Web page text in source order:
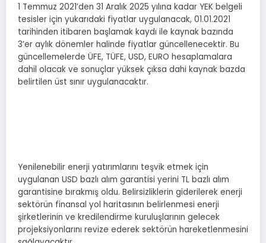
1 Temmuz 2021’den 31 Aralık 2025 yılına kadar YEK belgeli
tesisler için yukarıdaki fiyatlar uygulanacak, 01.01.2021
tarihinden itibaren başlamak kaydı ile kaynak bazında
3’er aylık dönemler halinde fiyatlar güncellenecektir. Bu
güncellemelerde ÜFE, TÜFE, USD, EURO hesaplamalara
dahil olacak ve sonuçlar yüksek çıksa dahi kaynak bazda
belirtilen üst sınır uygulanacaktır.
Yenilenebilir enerji yatırımlarını teşvik etmek için
uygulanan USD bazlı alım garantisi yerini TL bazlı alım
garantisine bırakmış oldu. Belirsizliklerin giderilerek enerji
sektörün finansal yol haritasının belirlenmesi enerji
şirketlerinin ve kredilendirme kuruluşlarının gelecek
projeksiyonlarını revize ederek sektörün hareketlenmesini